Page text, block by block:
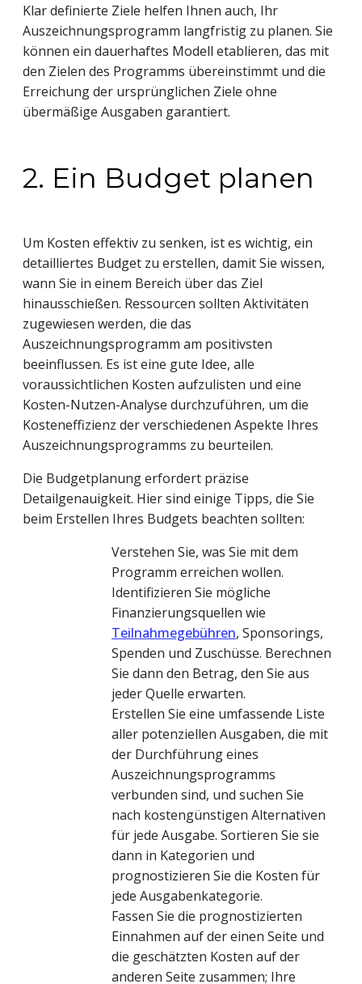
Klar definierte Ziele helfen Ihnen auch, Ihr
Auszeichnungsprogramm langfristig zu planen. Sie
können ein dauerhaftes Modell etablieren, das mit
den Zielen des Programms übereinstimmt und die
Erreichung der ursprünglichen Ziele ohne
übermäßige Ausgaben garantiert.
2. Ein Budget planen
Um Kosten effektiv zu senken, ist es wichtig, ein
detailliertes Budget zu erstellen, damit Sie wissen,
wann Sie in einem Bereich über das Ziel
hinausschießen. Ressourcen sollten Aktivitäten
zugewiesen werden, die das
Auszeichnungsprogramm am positivsten
beeinflussen. Es ist eine gute Idee, alle
voraussichtlichen Kosten aufzulisten und eine
Kosten-Nutzen-Analyse durchzuführen, um die
Kosteneffizienz der verschiedenen Aspekte Ihres
Auszeichnungsprogramms zu beurteilen.
Die Budgetplanung erfordert präzise
Detailgenauigkeit. Hier sind einige Tipps, die Sie
beim Erstellen Ihres Budgets beachten sollten:
Verstehen Sie, was Sie mit dem
Programm erreichen wollen.
Identifizieren Sie mögliche
Finanzierungsquellen wie
Teilnahmegebühren, Sponsorings,
Spenden und Zuschüsse. Berechnen
Sie dann den Betrag, den Sie aus
jeder Quelle erwarten.
Erstellen Sie eine umfassende Liste
aller potenziellen Ausgaben, die mit
der Durchführung eines
Auszeichnungsprogramms
verbunden sind, und suchen Sie
nach kostengünstigen Alternativen
für jede Ausgabe. Sortieren Sie sie
dann in Kategorien und
prognostizieren Sie die Kosten für
jede Ausgabenkategorie.
Fassen Sie die prognostizierten
Einnahmen auf der einen Seite und
die geschätzten Kosten auf der
anderen Seite zusammen; Ihre